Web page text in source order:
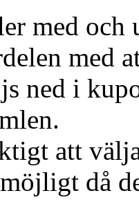
med och
med
ned i
att
då